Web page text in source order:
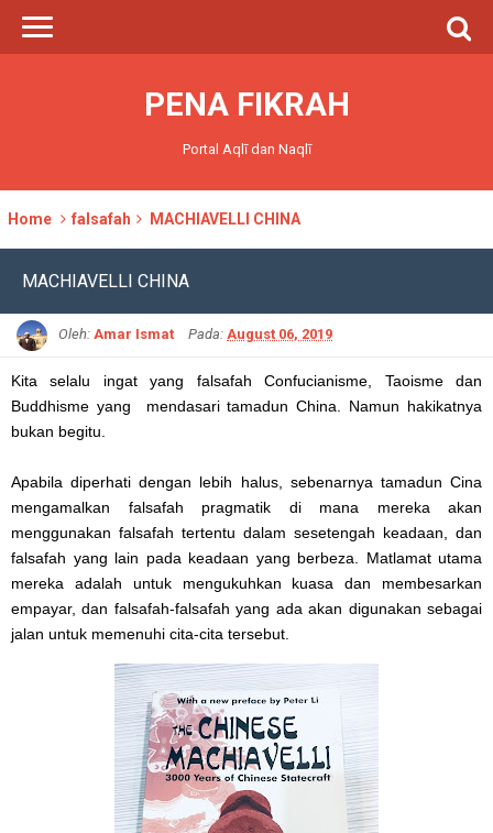
PENA FIKRAH
Portal Aqlī dan Naqlī
Home falsafah MACHIAVELLI CHINA
MACHIAVELLI CHINA
Oleh: Amar Ismat Pada: August 06, 2019
Kita selalu ingat yang falsafah Confucianisme, Taoisme dan
Buddhisme yang mendasari tamadun China. Namun hakikatnya
bukan begitu.
Apabila diperhati dengan lebih halus, sebenarnya tamadun Cina
mengamalkan falsafah pragmatik di mana mereka akan
menggunakan falsafah tertentu dalam sesetengah keadaan, dan
falsafah yang lain pada keadaan yang berbeza. Matlamat utama
mereka adalah untuk mengukuhkan kuasa dan membesarkan
empayar, dan falsafah-falsafah yang ada akan digunakan sebagai
jalan untuk memenuhi cita-cita tersebut.